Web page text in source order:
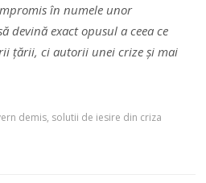
în numele unor
devină exact opusul a ceea ce
țării, ci autorii unei crize și mai
demis, solutii de iesire din criza